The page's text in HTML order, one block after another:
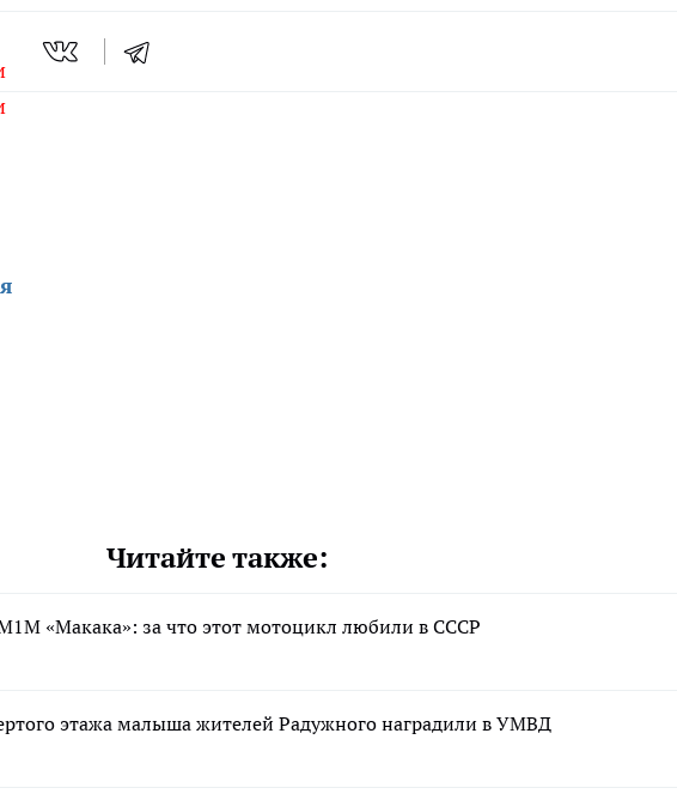
Читайте также:
«Макака»: за что этот мотоцикл любили в СССР
этажа малыша жителей Радужного наградили в УМВД